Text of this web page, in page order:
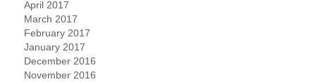
April 2017
March 2017
February 2017
January 2017
December 2016
November 2016